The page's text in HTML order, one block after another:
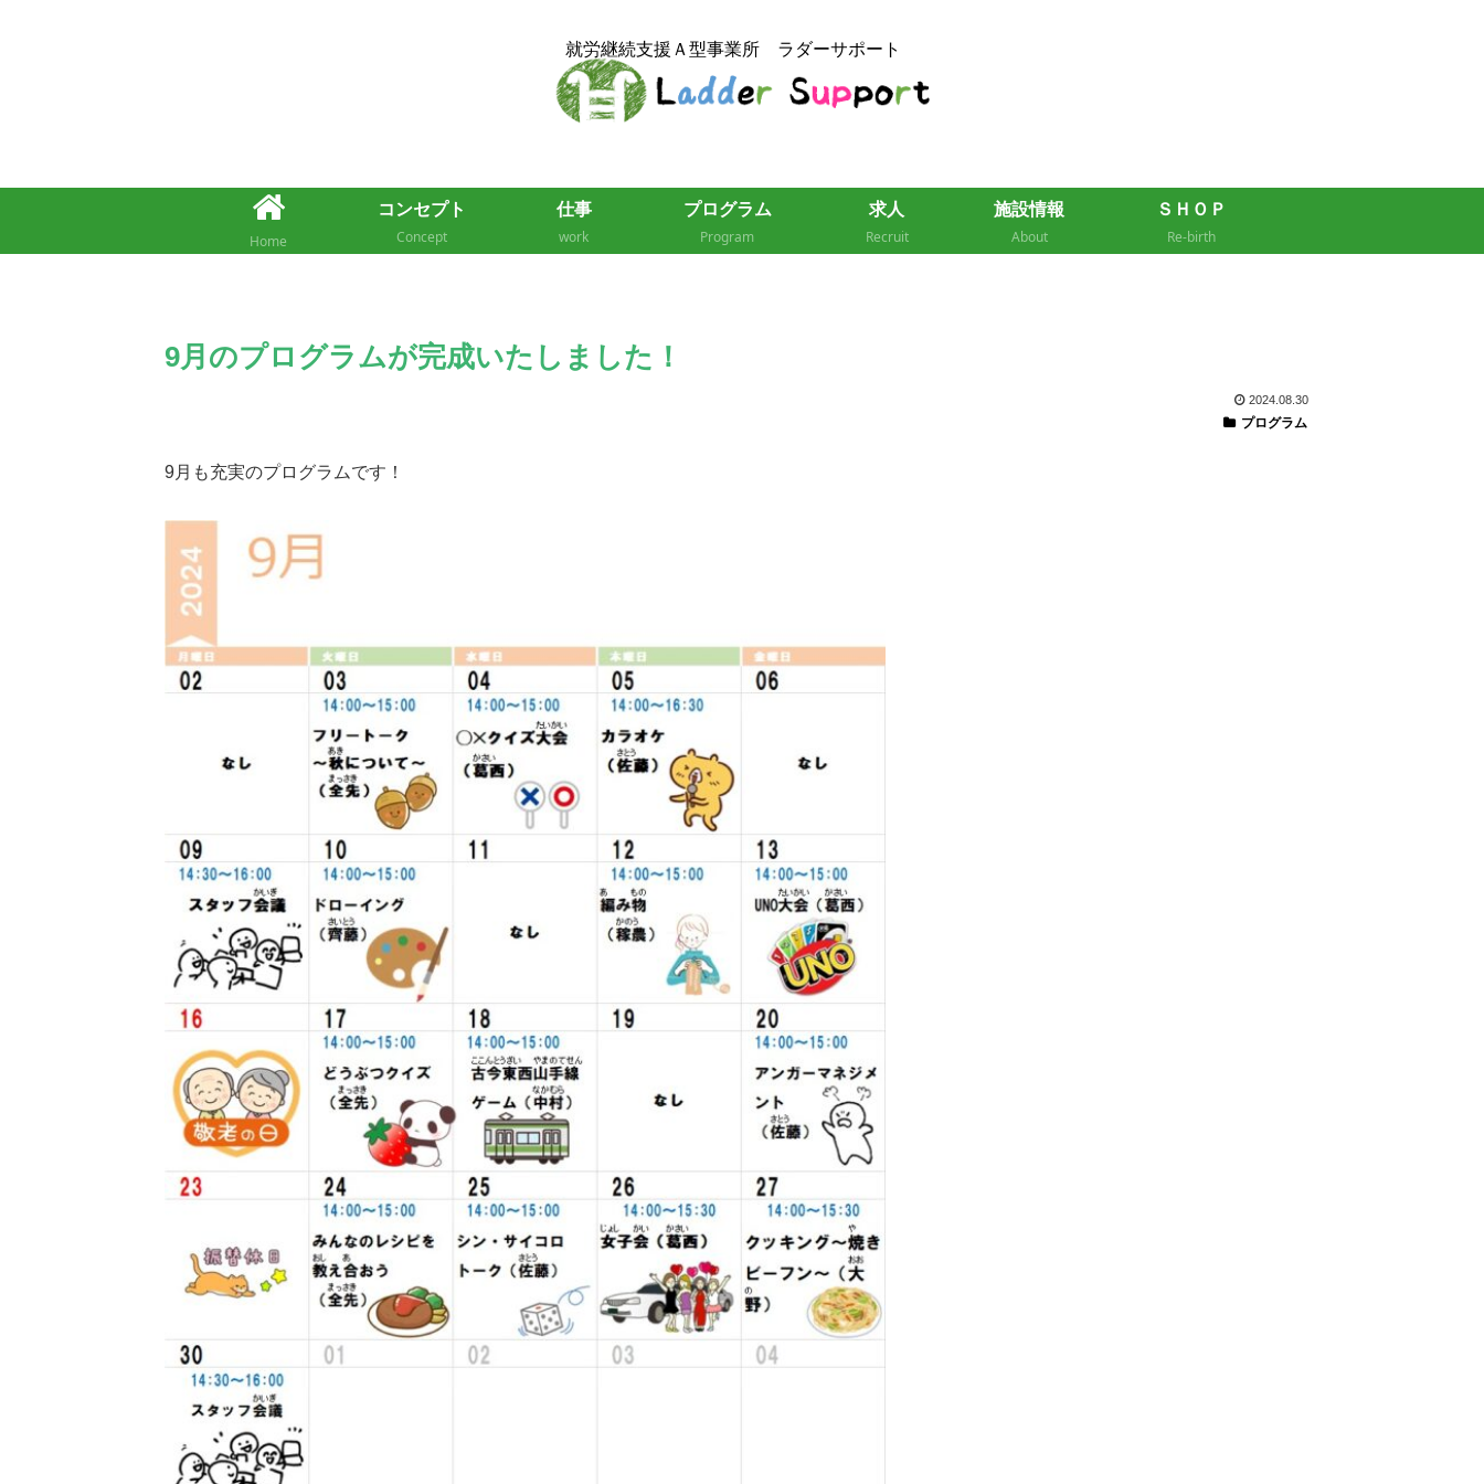
Home
コンセプト
Concept
仕事
work
プログラム
Program
求人
Recruit
施設情報
About
ＳＨＯＰ
Re-birth
9月のプログラムが完成いたしました！
2024.08.30
プログラム
9月も充実のプログラムです！